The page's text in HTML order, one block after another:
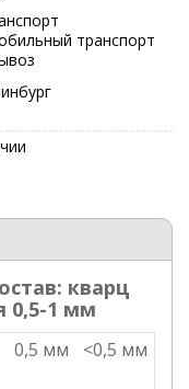
транспорт
кварц
0,5-1 мм
0,5 мм <0,5 мм